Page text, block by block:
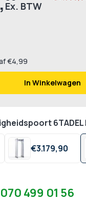
€4,99
In Winkelwagen
6TADEL
€3.179,90
070 499 01 56